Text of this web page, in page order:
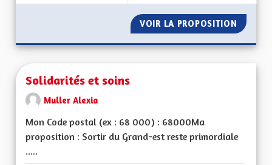
VOIR LA PROPOSITION
Solidarités et soins
Muller Alexia
Mon Code postal (ex : 68 000) : 68000Ma
proposition : Sortir du Grand-est reste primordiale
.....